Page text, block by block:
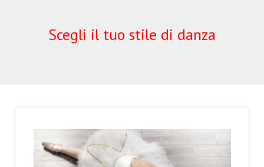
Scegli il tuo stile di danza